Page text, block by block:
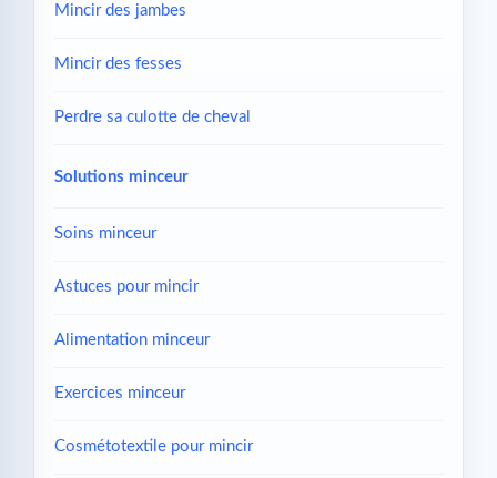
Mincir des jambes
Mincir des fesses
Perdre sa culotte de cheval
Solutions minceur
Soins minceur
Astuces pour mincir
Alimentation minceur
Exercices minceur
Cosmétotextile pour mincir